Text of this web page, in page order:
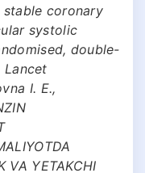
coronary
systolic
double-
I. E.,
VA YETAKCHI